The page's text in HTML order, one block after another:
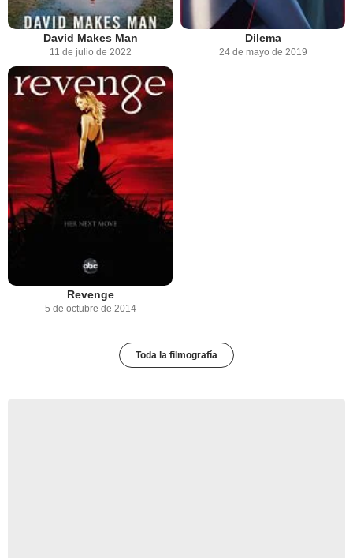
David Makes Man
11 de julio de 2022
Dilema
24 de mayo de 2019
Revenge
5 de octubre de 2014
Toda la filmografía